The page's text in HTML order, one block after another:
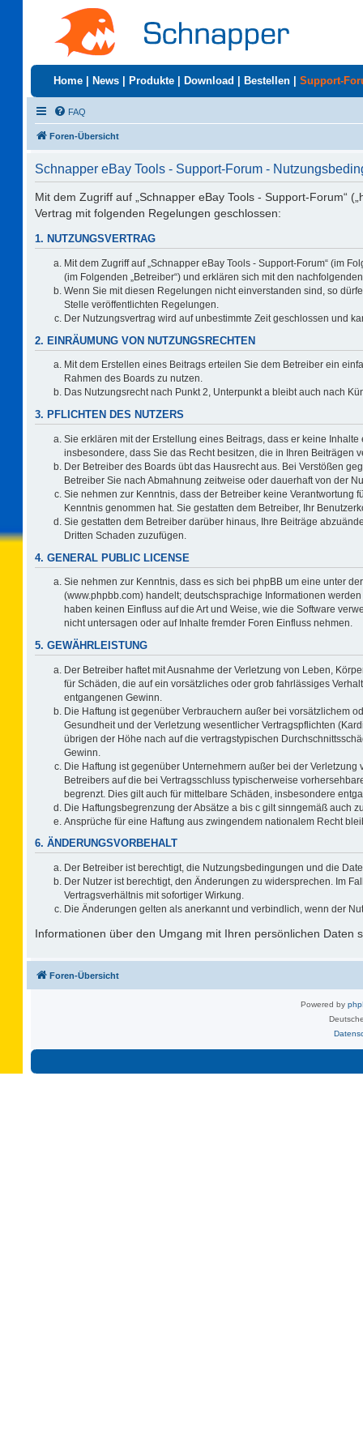
Home News Produkte Download Bestellen Support-
FAQ
Foren-Übersicht
Schnapper eBay Tools - Support-Forum -
Mit dem Zugriff auf „Schnapper eBay Tools - Support-Forum“
Vertrag mit folgenden Regelungen geschlossen:
1. NUTZUNGSVERTRAG
Mit dem Zugriff auf „Schnapper eBay Tools - Support-Forum“ (im
(im Folgenden „Betreiber“) und erklären sich mit den
Wenn Sie mit diesen Regelungen nicht einverstanden sind, so
Stelle veröffentlichten Regelungen.
Der Nutzungsvertrag wird auf unbestimmte Zeit geschlossen und
2. EINRÄUMUNG VON NUTZUNGSRECHTEN
Mit dem Erstellen eines Beitrags erteilen Sie dem Betreiber ein
Rahmen des Boards zu nutzen.
Das Nutzungsrecht nach Punkt 2, Unterpunkt a bleibt auch nach
3. PFLICHTEN DES NUTZERS
Sie erklären mit der Erstellung eines Beitrags, dass er keine
insbesondere, dass Sie das Recht besitzen, die in Ihren Beiträgen
Der Betreiber des Boards übt das Hausrecht aus. Bei Verstößen
Betreiber Sie nach Abmahnung zeitweise oder dauerhaft von der
Sie nehmen zur Kenntnis, dass der Betreiber keine Verantwortung
Kenntnis genommen hat. Sie gestatten dem Betreiber, Ihr
Sie gestatten dem Betreiber darüber hinaus, Ihre Beiträge
Dritten Schaden zuzufügen.
4. GENERAL PUBLIC LICENSE
Sie nehmen zur Kenntnis, dass es sich bei phpBB um eine unter der
(www.phpbb.com) handelt; deutschsprachige Informationen
haben keinen Einfluss auf die Art und Weise, wie die Software
nicht untersagen oder auf Inhalte fremder Foren Einfluss nehmen.
5. GEWÄHRLEISTUNG
Der Betreiber haftet mit Ausnahme der Verletzung von Leben,
für Schäden, die auf ein vorsätzliches oder grob fahrlässiges
entgangenen Gewinn.
Die Haftung ist gegenüber Verbrauchern außer bei vorsätzlichem
Gesundheit und der Verletzung wesentlicher Vertragspflichten
übrigen der Höhe nach auf die vertragstypischen
Gewinn.
Die Haftung ist gegenüber Unternehmern außer bei der
Betreibers auf die bei Vertragsschluss typischerweise
begrenzt. Dies gilt auch für mittelbare Schäden, insbesondere
Die Haftungsbegrenzung der Absätze a bis c gilt sinngemäß auch
Ansprüche für eine Haftung aus zwingendem nationalem Recht
6. ÄNDERUNGSVORBEHALT
Der Betreiber ist berechtigt, die Nutzungsbedingungen und die
Der Nutzer ist berechtigt, den Änderungen zu widersprechen. Im
Vertragsverhältnis mit sofortiger Wirkung.
Die Änderungen gelten als anerkannt und verbindlich, wenn der
Informationen über den Umgang mit Ihren persönlichen Daten
Foren-Übersicht
Powered by